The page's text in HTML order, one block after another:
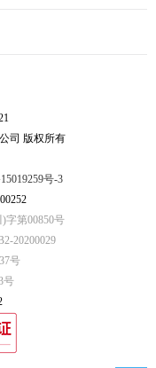
司 版权所有
号-3
字第00850号
20200029
号
号